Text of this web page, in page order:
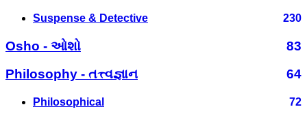
Suspense & Detective 230
Osho - ઓશો
83
Philosophy - તત્ત્વજ્ઞાન
64
Philosophical 72